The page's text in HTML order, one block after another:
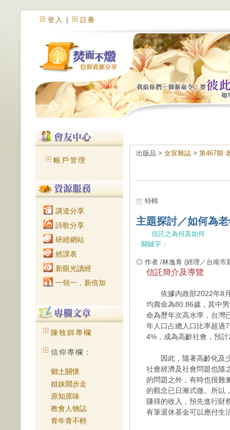
登入 註冊
帳戶管理
講道分享
詩歌分享
研經網站
經課表
新眼光讀經
一領一．新倍加
陳牧師專欄
信仰專欄：
鄉土關懷
姐妹開步走
原知原味
教會人物誌
青年青不輕
出版品 > 女宣雜誌 > 第467期
特輯
主題探討／如何為
信託之為何及如何
關鍵字：
◎ 作者 /林逸青 (經理／台南市
信託簡介及導覽
依據內政部2022年8月
均壽命為80.86歲，其中
命為歷年次高水準，台灣
年人口占總人口比率超過
4%，成為高齡社會，預
因此，隨著高齡化及少
社會經濟及社會問題也隨
的問題之外，有時也很難
的觀念已日漸式微。所以
賺得的收入，預先進行財
有筆退休基金可以應付生